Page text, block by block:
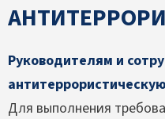
Руководителям и
Для выполнения